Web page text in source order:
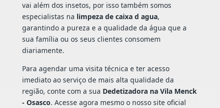
vai além dos insetos, por isso também somos
especialistas na limpeza de caixa d agua,
garantindo a pureza e a qualidade da água que a
sua família ou os seus clientes consomem
diariamente.
Para agendar uma visita técnica e ter acesso
imediato ao serviço de mais alta qualidade da
região, conte com a sua Dedetizadora na Vila Menck
- Osasco. Acesse agora mesmo o nosso site oficial